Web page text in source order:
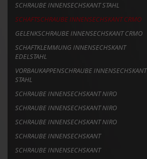
SCHRAUBE INNENSECHSKANT STAHL
SCHAFTSCHRAUBE INNENSECHSKANT CRMO
GELENKSCHRAUBE INNENSECHSKANT CRMO
SCHAFTKLEMMUNG INNENSECHSKANT
EDELSTAHL
VORBAUKAPPENSCHRAUBE INNENSECHSKANT
STAHL
SCHRAUBE INNENSECHSKANT NIRO
SCHRAUBE INNENSECHSKANT NIRO
SCHRAUBE INNENSECHSKANT NIRO
SCHRAUBE INNENSECHSKANT
SCHRAUBE INNENSECHSKANT